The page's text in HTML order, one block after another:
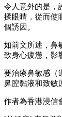
令人意外的是，
揉眼睛，從而使
個誘因。
如前文所述，鼻
致身心疲憊，影
要治療鼻敏感（
鼻腔黏液和致敏
作者為香港浸信